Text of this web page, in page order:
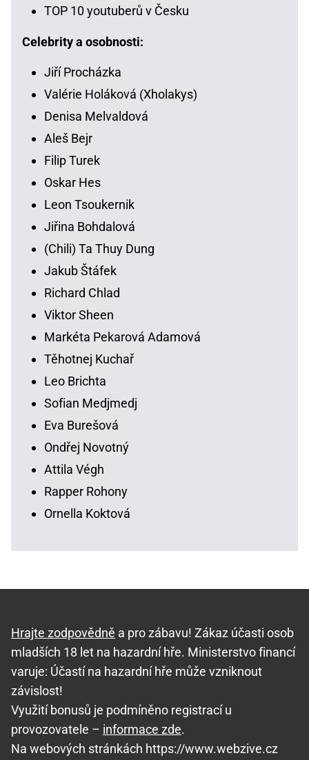
TOP 10 youtuberů v Česku
Celebrity a osobnosti:
Jiří Procházka
Valérie Holáková (Xholakys)
Denisa Melvaldová
Aleš Bejr
Filip Turek
Oskar Hes
Leon Tsoukernik
Jiřina Bohdalová
(Chili) Ta Thuy Dung
Jakub Štáfek
Richard Chlad
Viktor Sheen
Markéta Pekarová Adamová
Těhotnej Kuchař
Leo Brichta
Sofian Medjmedj
Eva Burešová
Ondřej Novotný
Attila Végh
Rapper Rohony
Ornella Koktová
Hrajte zodpovědně a pro zábavu! Zákaz účasti osob
mladších 18 let na hazardní hře. Ministerstvo financí
varuje: Účastí na hazardní hře může vzniknout
závislost!
Využití bonusů je podmíněno registrací u
provozovatele – informace zde.
Na webových stránkách https://www.webzive.cz